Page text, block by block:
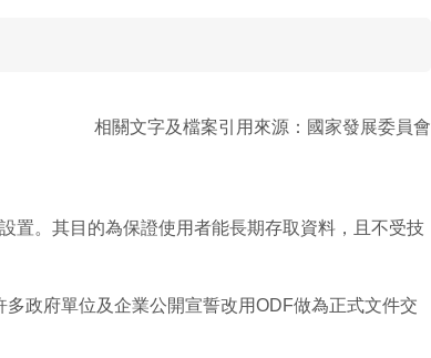
相關文字及檔案引用來源： 國家發展委員會
置。其目的為保證使用者能長期存取資料，且不受技
政府單位及企業公開宣誓改用ODF做為正式文件交